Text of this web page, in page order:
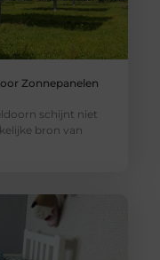
Zonnepanelen
schijnt niet
bron van